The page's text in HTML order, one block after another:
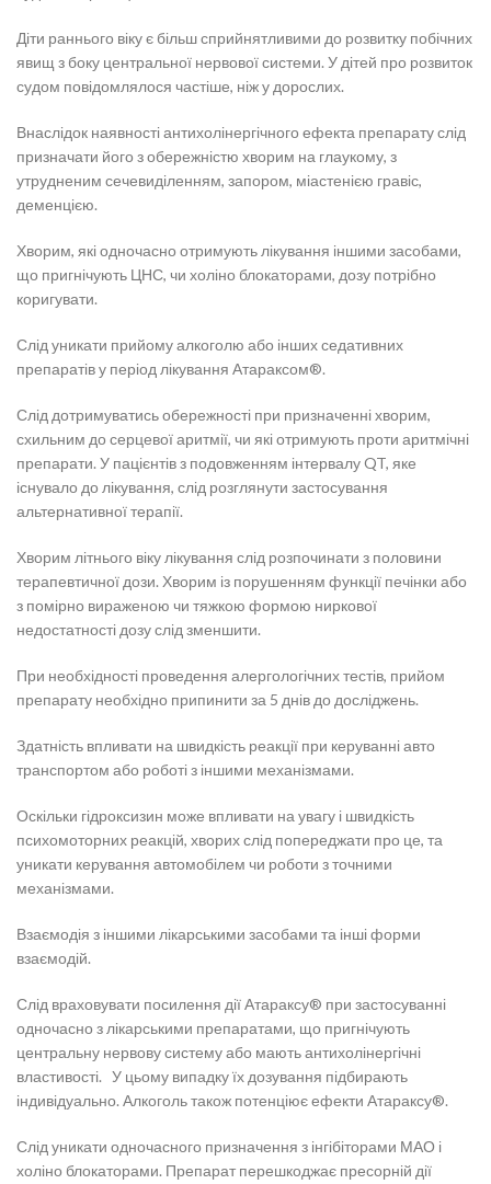
Діти раннього віку є більш сприйнятливими до розвитку побічних
явищ з боку центральної нервової системи. У дітей про розвиток
судом повідомлялося частіше, ніж у дорослих.
Внаслідок наявності антихолінергічного ефекта препарату слід
призначати його з обережністю хворим на глаукому, з
утрудненим сечевиділенням, запором, міастенією гравіс,
деменцією.
Хворим, які одночасно отримують лікування іншими засобами,
що пригнічують ЦНС, чи холіно блокаторами, дозу потрібно
коригувати.
Слід уникати прийому алкоголю або інших седативних
препаратів у період лікування Атараксом®.
Слід дотримуватись обережності при призначенні хворим,
схильним до серцевої аритмії, чи які отримують проти аритмічні
препарати. У пацієнтів з подовженням інтервалу QT, яке
існувало до лікування, слід розглянути застосування
альтернативної терапії.
Хворим літнього віку лікування слід розпочинати з половини
терапевтичної дози. Хворим із порушенням функції печінки або
з помірно вираженою чи тяжкою формою ниркової
недостатності дозу слід зменшити.
При необхідності проведення алергологічних тестів, прийом
препарату необхідно припинити за 5 днів до досліджень.
Здатність впливати на швидкість реакції при керуванні авто
транспортом або роботі з іншими механізмами.
Оскільки гідроксизин може впливати на увагу і швидкість
психомоторних реакцій, хворих слід попереджати про це, та
уникати керування автомобілем чи роботи з точними
механізмами.
Взаємодія з іншими лікарськими засобами та інші форми
взаємодій.
Слід враховувати посилення дії Атараксу® при застосуванні
одночасно з лікарськими препаратами, що пригнічують
центральну нервову систему або мають антихолінергічні
властивості. У цьому випадку їх дозування підбирають
індивідуально. Алкоголь також потенціює ефекти Атараксу®.
Слід уникати одночасного призначення з інгібіторами МАО і
холіно блокаторами. Препарат перешкоджає пресорній дії